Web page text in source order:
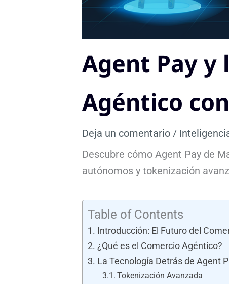
Agent Pay y
Agéntico
Deja un comentario /
Descubre cómo Agent Pay de
autónomos y tokenización
Table of Contents
Introducción: El Futuro del
¿Qué es el Comercio Agéntico?
La Tecnología Detrás de Agent
Tokenización Avanzada